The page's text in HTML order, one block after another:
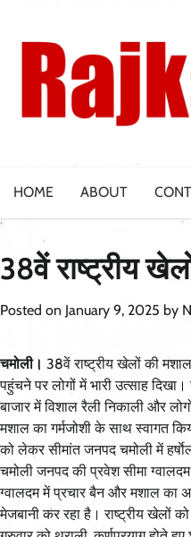
content
HOME ABOUT
38वें राष्ट्रीय
Posted on January 9, 2025 by
चमोली। 38वें राष्ट्रीय खेलों की
पहुंचने पर लोगों में भारी उत्साह
बाजार में विशाल रैली निकाली और
मशाल का गर्मजोशी के साथ स्वागत
को लेकर सीमांत जनपद चमोली में
चमोली जनपद की प्रवेश सीमा
ग्वालदम में प्रचार बैन और मशाल का
मेजबानी कर रहा है। राष्ट्रीय खेलों